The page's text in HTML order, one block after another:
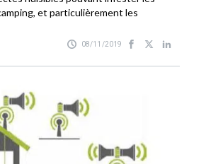
et particulièrement les
08/11/2019